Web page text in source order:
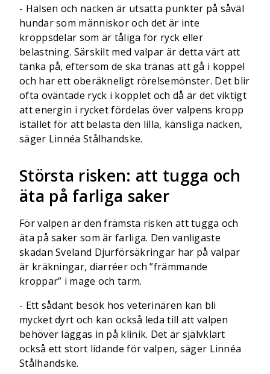
- Halsen och nacken är utsatta punkter på såväl
hundar som människor och det är inte
kroppsdelar som är tåliga för ryck eller
belastning. Särskilt med valpar är detta värt att
tänka på, eftersom de ska tränas att gå i koppel
och har ett oberäkneligt rörelsemönster. Det blir
ofta oväntade ryck i kopplet och då är det viktigt
att energin i rycket fördelas över valpens kropp
istället för att belasta den lilla, känsliga nacken,
säger Linnéa Stålhandske.
Största risken: att tugga och
äta på farliga saker
För valpen är den främsta risken att tugga och
äta på saker som är farliga. Den vanligaste
skadan Sveland Djurförsäkringar har på valpar
är kräkningar, diarréer och ”främmande
kroppar” i mage och tarm.
- Ett sådant besök hos veterinären kan bli
mycket dyrt och kan också leda till att valpen
behöver läggas in på klinik. Det är självklart
också ett stort lidande för valpen, säger Linnéa
Stålhandske.